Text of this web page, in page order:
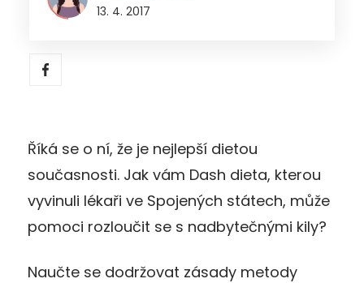
13. 4. 2017
Říká se o ní, že je nejlepší dietou
současnosti. Jak vám Dash dieta, kterou
vyvinuli lékaři ve Spojených státech, může
pomoci rozloučit se s nadbytečnými kily?
Naučte se dodržovat zásady metody